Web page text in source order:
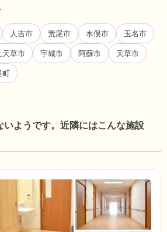
人吉市 荒尾市 水俣市 玉名市
天草市 宇城市 阿蘇市 天草市
町
いようです。近隣にはこんな施設